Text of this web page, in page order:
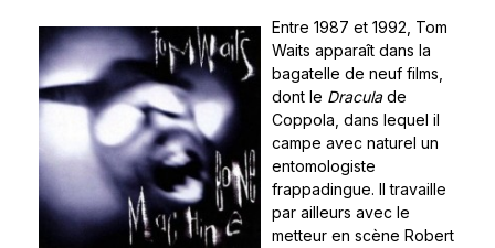
Entre 1987 et 1992, Tom
Waits apparaît dans la
bagatelle de neuf films,
dont le Draculade
Coppola, dans lequel il
campe avec naturel un
entomologiste
frappadingue. Il travaille
par ailleurs avec le
metteur en scène Robert